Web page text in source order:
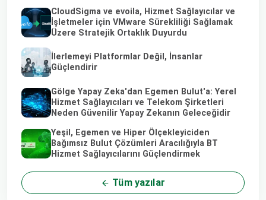
CloudSigma ve evoila, Hizmet Sağlayıcılar ve
İşletmeler için VMware Sürekliliği Sağlamak
Üzere Stratejik Ortaklık Duyurdu
İlerlemeyi Platformlar Değil, İnsanlar
Güçlendirir
Gölge Yapay Zeka'dan Egemen Bulut'a: Yerel
Hizmet Sağlayıcıları ve Telekom Şirketleri
Neden Güvenilir Yapay Zekanın Geleceğidir
Yeşil, Egemen ve Hiper Ölçekleyiciden
Bağımsız Bulut Çözümleri Aracılığıyla BT
Hizmet Sağlayıcılarını Güçlendirmek
Tüm yazılar